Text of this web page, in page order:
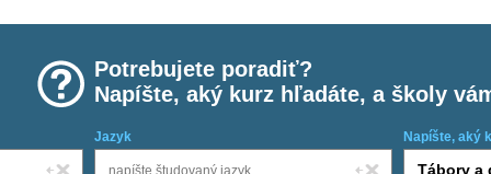
Potrebujete poradiť?
Napíšte, aký kurz hľadáte, a školy
Jazyk Napíšte, aký